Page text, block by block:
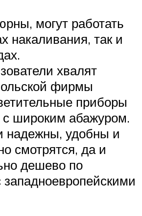
могут работать
накаливания, так и
хвалят
фирмы
приборы
с широким абажуром.
надежны, удобны и
смотрятся, да и
дешево по